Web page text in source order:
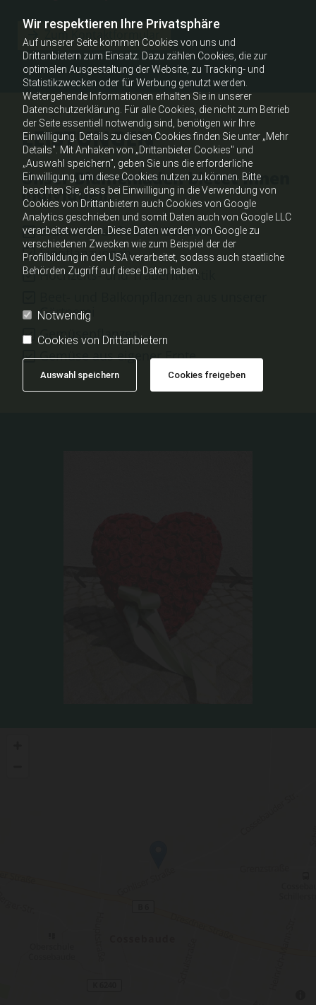
Wir respektieren Ihre Privatsphäre
Auf unserer Seite kommen Cookies von uns und
Drittanbietern zum Einsatz. Dazu zählen Cookies, die zur
optimalen Ausgestaltung der Website, zu Tracking- und
Statistikzwecken oder für Werbung genutzt werden.
Weitergehende Informationen erhalten Sie in unserer
Datenschutzerklärung. Für alle Cookies, die nicht zum Betrieb
der Seite essentiell notwendig sind, benötigen wir Ihre
Einwilligung. Details zu diesen Cookies finden Sie unter „Mehr
Details". Mit Anhaken von „Drittanbieter Cookies" und
„Auswahl speichern", geben Sie uns die erforderliche
Einwilligung, um diese Cookies nutzen zu können. Bitte
beachten Sie, dass bei Einwilligung in die Verwendung von
Cookies von Drittanbietern auch Cookies von Google
Analytics geschrieben und somit Daten auch von Google LLC
verarbeitet werden. Diese Daten werden von Google zu
verschiedenen Zwecken wie zum Beispiel der der
Profilbildung in den USA verarbeitet, sodass auch staatliche
Behörden Zugriff auf diese Daten haben.
Notwendig
Cookies von Drittanbietern
Auswahl speichern Cookies freigeben
Zum Kontaktformular
LEISTUNGEN
Unser Blumenladen bietet Ihnen
individuell:
Blumensträuße und Gedecke
Einpflanzungen
Hochzeits- und Trauerfloristik
Gärtnerei
Gemüsepflanzen
Gemüse aus eigener Ernte